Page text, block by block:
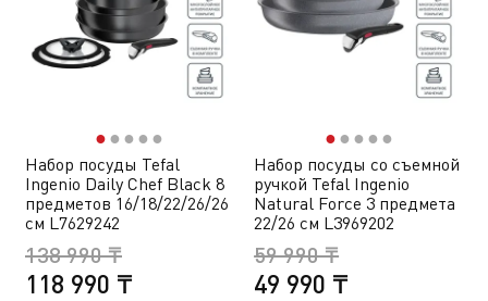
●● ● ● ●
Набор посуды Tefal
Ingenio Daily Chef Black 8
предметов 16/18/22/26/26
см L7629242
118 990 ₸
138 990 ₸
●● ● ● ●
Набор посуды со съемной
ручкой Tefal Ingenio
Natural Force 3 предмета
22/26 см L3969202
49 990 ₸
59 990 ₸